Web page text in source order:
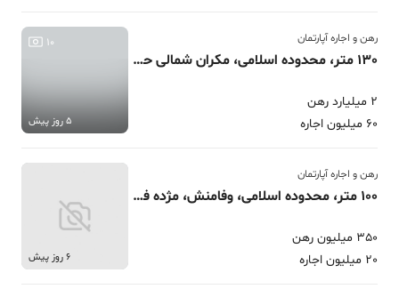
رهن و اجاره آپارتمان
130 متر، محدوده اسلامی، مکران شمالی حیاط خلوت قابل تبدیل
2 میلیارد رهن
60 میلیون اجاره
10
5 روز پیش
رهن و اجاره آپارتمان
100 متر، محدوده اسلامی، وفامنش، مژده فقط خانواده
350 میلیون رهن
20 میلیون اجاره
6 روز پیش